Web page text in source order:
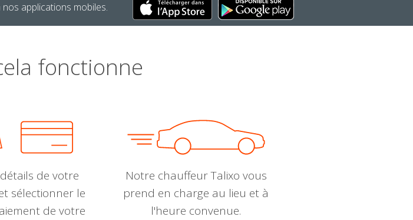
applications mobiles.
fonctionne
de votre
sélectionner le
de votre
Notre chauffeur Talixo vous
prend en charge au lieu et à
l'heure convenue.